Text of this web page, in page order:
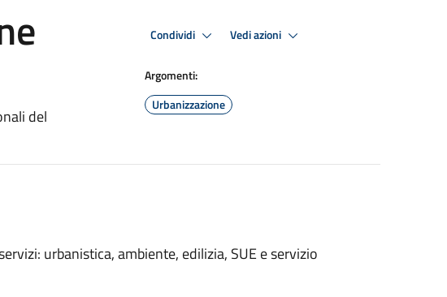
del
Condividi Vedi azioni
Argomenti:
Urbanizzazione
urbanistica, ambiente, edilizia, SUE e servizio